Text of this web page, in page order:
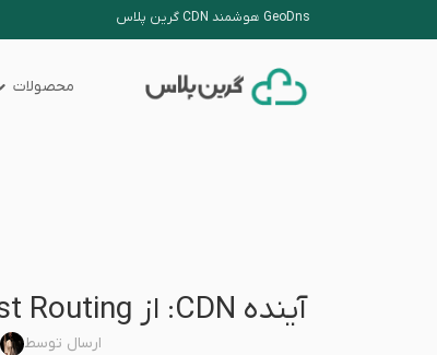
GeoDns هوشمند CDN گرین پلاس
محصولات
آینده CDN: از Anycast Routing تا Edge AI در تحویل محتوا
ارسال توسط